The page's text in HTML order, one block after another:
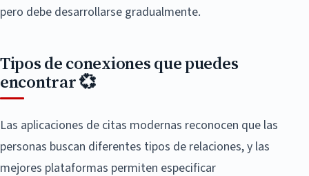
pero debe desarrollarse gradualmente.
Tipos de conexiones que puedes
encontrar 💞
Las aplicaciones de citas modernas reconocen que las
personas buscan diferentes tipos de relaciones, y las
mejores plataformas permiten especificar